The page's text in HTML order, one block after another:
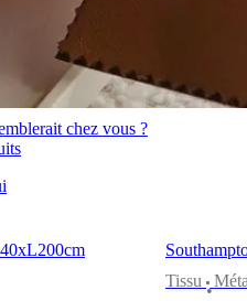
chez vous ?
Tissu
•